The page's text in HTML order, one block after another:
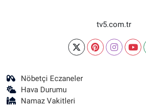
tv5.com.tr
Nöbetçi Eczaneler
Hava Durumu
Namaz Vakitleri